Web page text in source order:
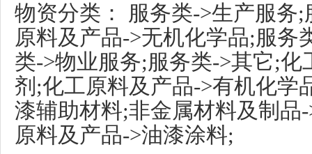
物资分类： 服务类->生产服务
原料及产品->无机化学品;服务
类->物业服务;服务类->其它;
剂;化工原料及产品->有机化学
漆辅助材料;非金属材料及制品
原料及产品->油漆涂料;